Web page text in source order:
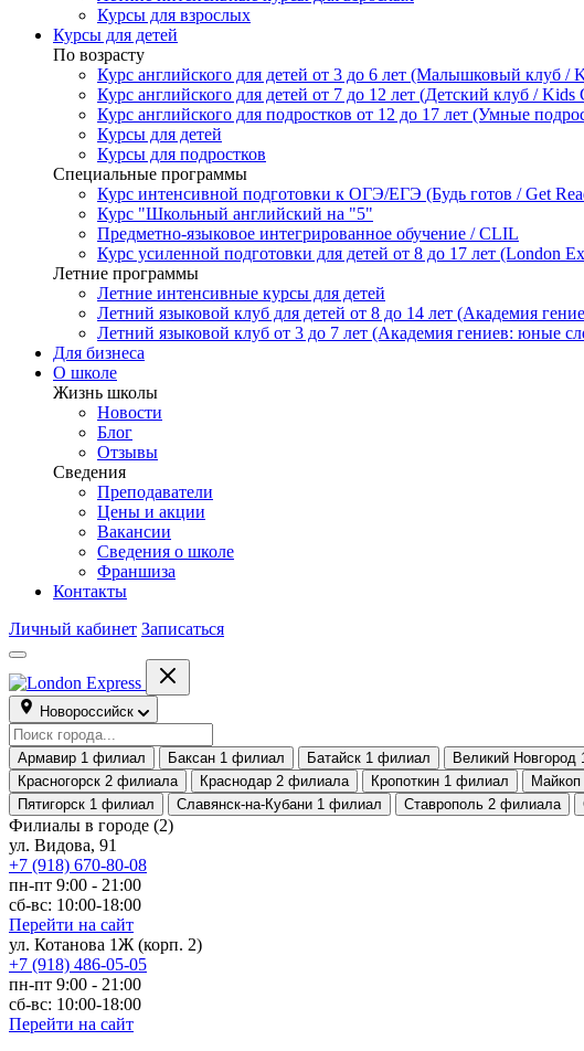
Курсы для взрослых
Курсы для детей
По возрасту
Курс английского для детей от 3 до 6 лет (Малышковый клуб /
Курс английского для детей от 7 до 12 лет (Детский клуб / Kids
Курс английского для подростков от 12 до 17 лет (Умные
Курсы для детей
Курсы для подростков
Специальные программы
Курс интенсивной подготовки к ОГЭ/ЕГЭ (Будь готов / Get
Курс "Школьный английский на "5"
Предметно-языковое интегрированное обучение / CLIL
Курс усиленной подготовки для детей от 8 до 17 лет (London
Летние программы
Летние интенсивные курсы для детей
Летний языковой клуб для детей от 8 до 14 лет (Академия
Летний языковой клуб от 3 до 7 лет (Академия гениев: юные
Для бизнеса
О школе
Жизнь школы
Новости
Блог
Отзывы
Сведения
Преподаватели
Цены и акции
Вакансии
Сведения о школе
Франшиза
Контакты
Личный кабинет Записаться
Новороссийск
Армавир 1 филиал Баксан 1 филиал Батайск 1 филиал Великий Новгород
Красногорск 2 филиала Краснодар 2 филиала Кропоткин 1 филиал Майкоп
Пятигорск 1 филиал Славянск-на-Кубани 1 филиал Ставрополь 2 филиала
Филиалы в городе (2)
ул. Видова, 91
+7 (918) 670-80-08
пн-пт 9:00 - 21:00
сб-вс: 10:00-18:00
Перейти на сайт
ул. Котанова 1Ж (корп. 2)
+7 (918) 486-05-05
пн-пт 9:00 - 21:00
сб-вс: 10:00-18:00
Перейти на сайт